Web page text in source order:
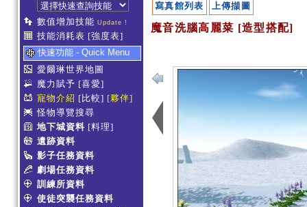
數值增加技能 Update !
技能消耗表 [強度表]
快速功能 - Quick Menu
愛爾琳世界地圖
魔力賦予 [喜愛]
寵物介紹 [比較] [夥伴]
怪物導覽搜尋
地下城資料 [料理]
遺跡資料
影子任務資料
劇場任務資料
訓練所資料
使徒突襲任務資料
寫真館列表 上傳擷圖
魔音洗腦高麗菜 [造型搭配]